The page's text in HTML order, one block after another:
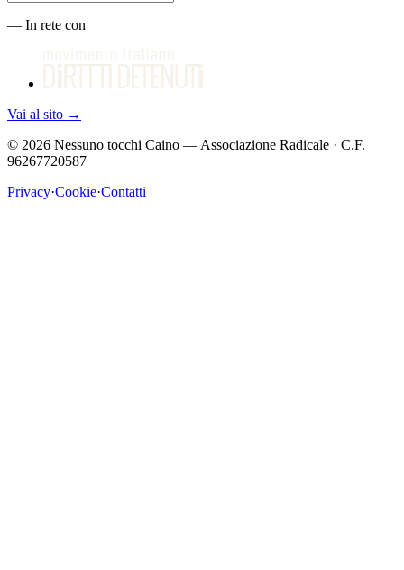
— In rete con
Vai al sito →
© 2026 Nessuno tocchi Caino — Associazione Radicale · C.F.
96267720587
Privacy·Cookie·Contatti